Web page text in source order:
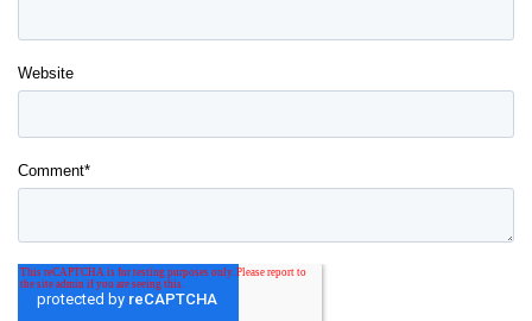
Website
Comment*